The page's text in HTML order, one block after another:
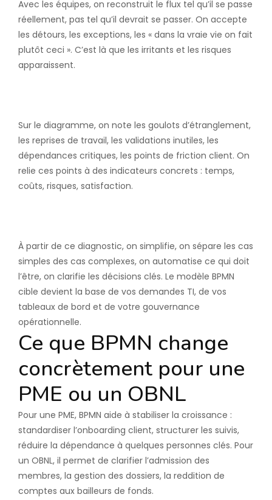
Avec les équipes, on reconstruit le flux tel qu’il se passe
réellement, pas tel qu’il devrait se passer. On accepte
les détours, les exceptions, les « dans la vraie vie on fait
plutôt ceci ». C’est là que les irritants et les risques
apparaissent.
Sur le diagramme, on note les goulots d’étranglement,
les reprises de travail, les validations inutiles, les
dépendances critiques, les points de friction client. On
relie ces points à des indicateurs concrets : temps,
coûts, risques, satisfaction.
À partir de ce diagnostic, on simplifie, on sépare les cas
simples des cas complexes, on automatise ce qui doit
l’être, on clarifie les décisions clés. Le modèle BPMN
cible devient la base de vos demandes TI, de vos
tableaux de bord et de votre gouvernance
opérationnelle.
Ce que BPMN change
concrètement pour une
PME ou un OBNL
Pour une PME, BPMN aide à stabiliser la croissance :
standardiser l’onboarding client, structurer les suivis,
réduire la dépendance à quelques personnes clés. Pour
un OBNL, il permet de clarifier l’admission des
membres, la gestion des dossiers, la reddition de
comptes aux bailleurs de fonds.